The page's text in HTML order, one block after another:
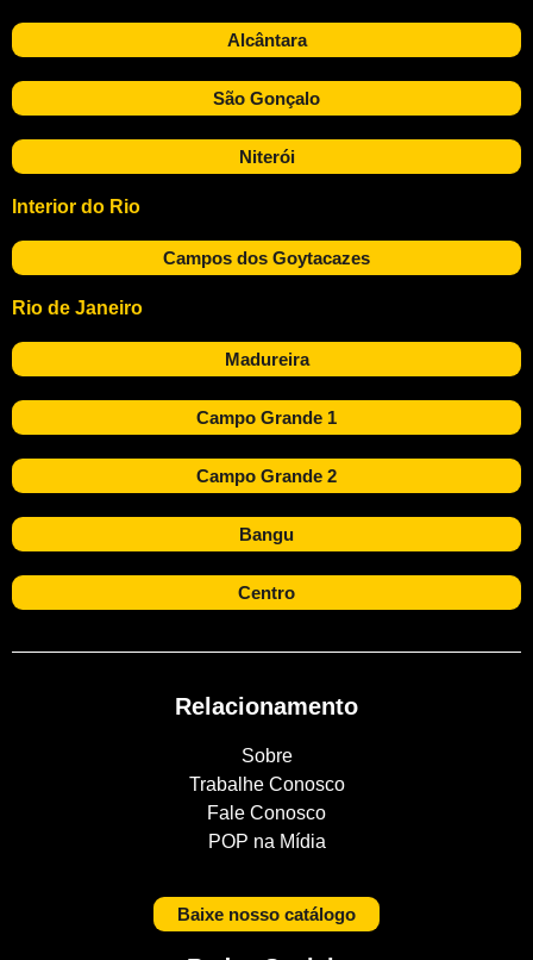
Alcântara
São Gonçalo
Niterói
Interior do Rio
Campos dos Goytacazes
Rio de Janeiro
Madureira
Campo Grande 1
Campo Grande 2
Bangu
Centro
Relacionamento
Sobre
Trabalhe Conosco
Fale Conosco
POP na Mídia
Baixe nosso catálogo